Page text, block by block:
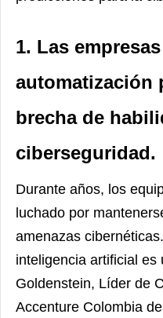
1. Las
automatización
brecha de
ciberseguridad.
Durante años, los
luchado por
amenazas
inteligencia artificial es
Goldenstein, Líder de
Accenture Colombia